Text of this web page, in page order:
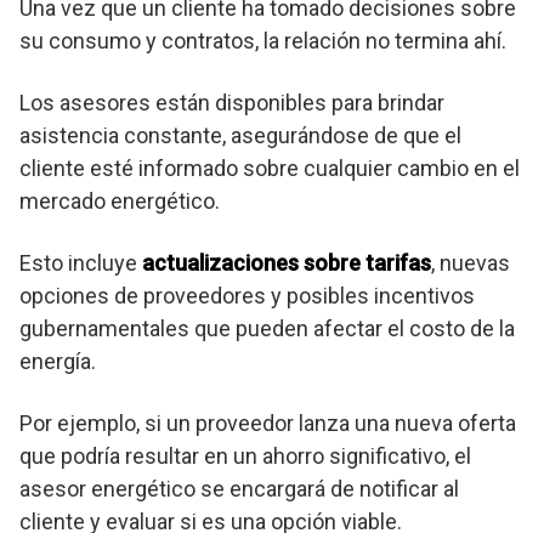
Una vez que un cliente ha tomado decisiones sobre
su consumo y contratos, la relación no termina ahí.
Los asesores están disponibles para brindar
asistencia constante, asegurándose de que el
cliente esté informado sobre cualquier cambio en el
mercado energético.
Esto incluye actualizaciones sobre tarifas, nuevas
opciones de proveedores y posibles incentivos
gubernamentales que pueden afectar el costo de la
energía.
Por ejemplo, si un proveedor lanza una nueva oferta
que podría resultar en un ahorro significativo, el
asesor energético se encargará de notificar al
cliente y evaluar si es una opción viable.